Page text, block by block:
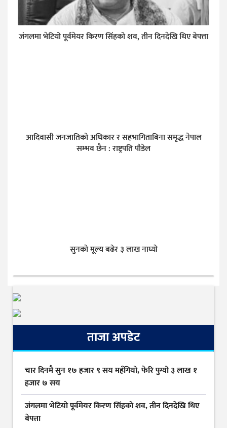
जंगलमा भेटियो पूर्वमेयर किरण सिंहको शव, तीन दिनदेखि थिए बेपत्ता
आदिवासी जनजातिको अधिकार र सहभागिताबिना समृद्ध नेपाल
सम्भव छैन : राष्ट्रपति पौडेल
सुनकाे मूल्य बढेर ३ लाख नाघ्याे
ताजा अपडेट
चार दिनमै सुन १७ हजार ९ सय महँगियो, फेरि पुग्यो ३ लाख १
हजार ७ सय
जंगलमा भेटियो पूर्वमेयर किरण सिंहको शव, तीन दिनदेखि थिए
बेपत्ता